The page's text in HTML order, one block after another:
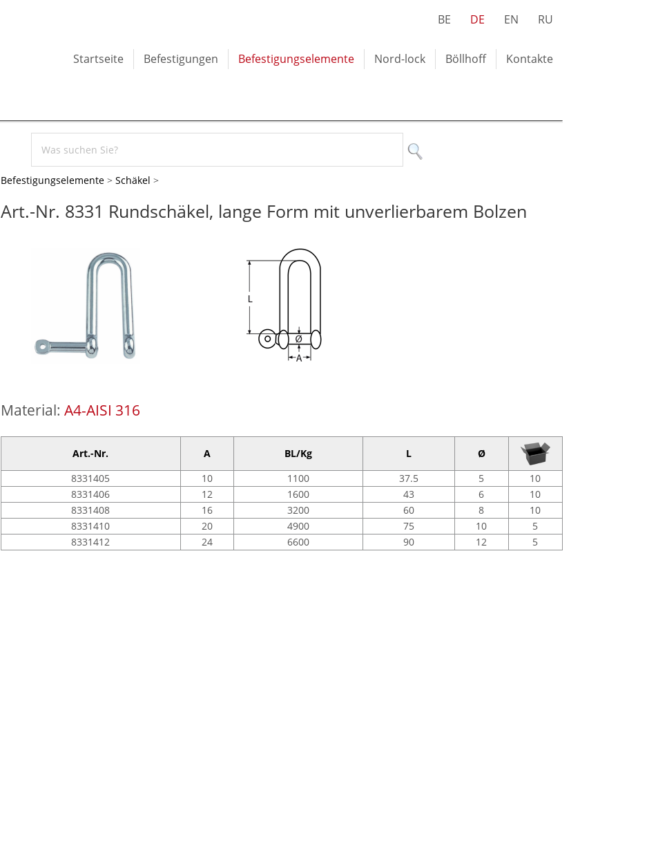
BE DE EN RU
Startseite Befestigungen Befestigungselemente Nord-lock Böllhoff Kontakte
Befestigungselemente> Schäkel >
Art.-Nr. 8331 Rundschäkel, lange Form mit unverlierbarem Bolzen
Material: A4-AISI 316
Art.-Nr. A BL/Kg L
Ø
8331405
10 1100 37.5 5
10
8331406
12 1600 43 6
10
8331408
16 3200 60 8
10
8331410
20 4900 75 10
5
8331412
24 6600 90 12 5